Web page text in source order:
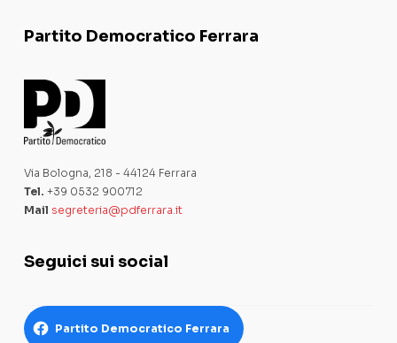
Partito Democratico Ferrara
Via Bologna, 218 - 44124 Ferrara
Tel. +39 0532 900712
Mail segreteria@pdferrara.it
Seguici sui social
Partito Democratico Ferrara